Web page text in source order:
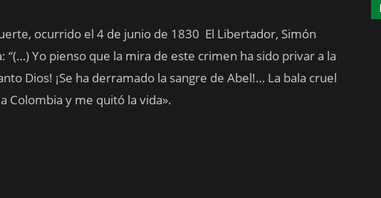
ocurrido el 4 de junio de 1830 El Libertador, Simón
“(…) Yo pienso que la mira de este crimen ha sido privar a la
Dios! ¡Se ha derramado la sangre de Abel!… La bala cruel
Colombia y me quitó la vida».